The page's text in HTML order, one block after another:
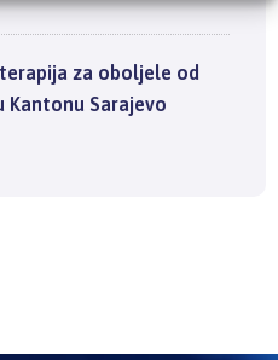
za oboljele od
Sarajevo